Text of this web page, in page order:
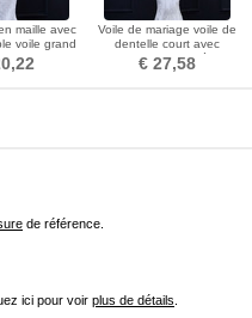
maille avec
voile grand
de
voile
Voile de mariage voile de
dentelle court avec
accessoires de mariée voile
de peigne en métal
€ 27,58
de référence.
ici pour voir plus de détails